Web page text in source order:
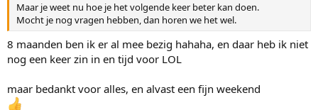
Maar je weet nu hoe je het volgende keer beter kan doen.
Mocht je nog vragen hebben, dan horen we het wel.
8 maanden ben ik er al mee bezig hahaha, en daar heb ik niet
nog een keer zin in en tijd voor LOL
maar bedankt voor alles, en alvast een fijn weekend